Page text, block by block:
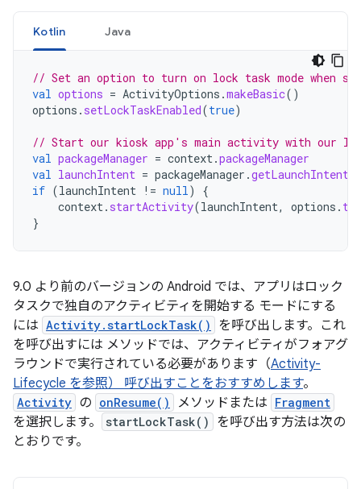
Kotlin Java
// Set an option to turn on lock task mode when
val options = ActivityOptions .makeBasic()
options . setLockTaskEnabled(true)
// Start our kiosk app's main activity with our
val packageManager = context.packageManager
val launchIntent = packageManager .
if (launchIntent != null)
{
context. startActivity(launchIntent, options .
}
9.0 より前のバージョンの Android では、アプリはロック
タスクで独自のアクティビティを開始する モードにする
には Activity.startLockTask()
を呼び出します。これ
を呼び出すには メソッドでは、アクティビティがフォアグ
ラウンドで実行されている必要があります（Activity-
Lifecycle を参照） 呼び出すことをおすすめします。
Activity の onResume() メソッドまたは Fragment
を選択します。 startLockTask()
を呼び出す方法は次の
とおりです。